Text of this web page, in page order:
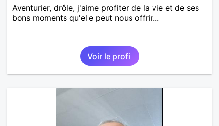
Aventurier, drôle, j'aime profiter de la vie et de ses
bons moments qu'elle peut nous offrir...
Voir le profil